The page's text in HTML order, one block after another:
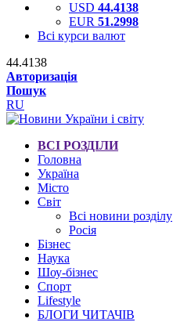
USD 44.4138
EUR 51.2998
Всі курси валют
44.4138
Авторизація
Пошук
RU
ВСІ РОЗДІЛИ
Головна
Україна
Місто
Світ
Всі новини розділу
Росія
Бізнес
Наука
Шоу-бізнес
Спорт
Lifestyle
БЛОГИ ЧИТАЧІВ